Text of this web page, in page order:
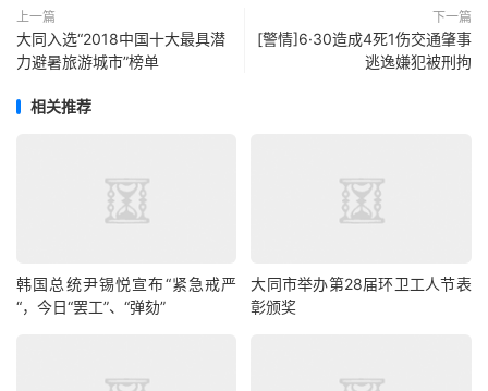
上一篇
大同入选“2018中国十大最具潜
力避暑旅游城市”榜单
下一篇
[警情]6·30造成4死1伤交通肇事
逃逸嫌犯被刑拘
相关推荐
韩国总统尹锡悦宣布“紧急戒严
“，今日“罢工”、“弹劾”
大同市举办第28届环卫工人节表
彰颁奖